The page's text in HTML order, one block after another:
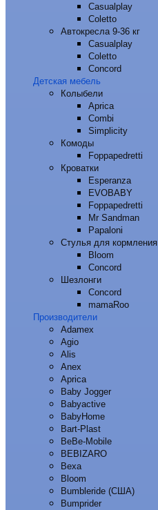
Casualplay
Coletto
Автокресла 9-36 кг
Casualplay
Coletto
Concord
Детская мебель
Колыбели
Aprica
Combi
Simplicity
Комоды
Foppapedretti
Кроватки
Esperanza
EVOBABY
Foppapedretti
Mr Sandman
Papaloni
Стулья для кормления
Bloom
Concord
Шезлонги
Concord
mamaRoo
Производители
Adamex
Agio
Alis
Anex
Aprica
Baby Jogger
Babyactive
BabyHome
Bart-Plast
BeBe-Mobile
BEBIZARO
Bexa
Bloom
Bumbleride (США)
Bumprider